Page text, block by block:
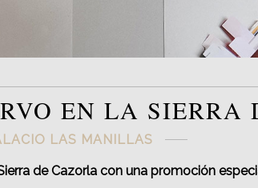
EN LA SIERRA
LAS MANILLAS
de Cazorla con una promoción